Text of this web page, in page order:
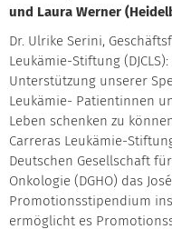
und Laura Werner
Dr. Ulrike Serini,
Leukämie-Stiftung
Unterstützung unserer
Leukämie- Patientinnen
Leben schenken zu
Carreras Leukämie-
Deutschen Gesellschaft
Onkologie (DGHO) das
Promotionsstipendium
ermöglicht es